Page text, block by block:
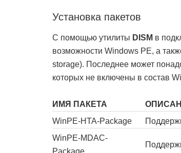
Установка пакетов
С помощью утилиты DISM в
возможности Windows PE, а
storage). Последнее может
которых не включены в состав
ИМЯ ПАКЕТА
WinPE-HTA-Package
WinPE-MDAC-
Package